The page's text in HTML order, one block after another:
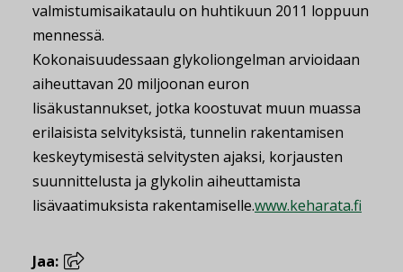
valmistumisaikataulu on huhtikuun 2011 loppuun
mennessä.
Kokonaisuudessaan glykoliongelman arvioidaan
aiheuttavan 20 miljoonan euron
lisäkustannukset, jotka koostuvat muun muassa
erilaisista selvityksistä, tunnelin rakentamisen
keskeytymisestä selvitysten ajaksi, korjausten
suunnittelusta ja glykolin aiheuttamista
lisävaatimuksista rakentamiselle.www.keharata.fi
Jaa: